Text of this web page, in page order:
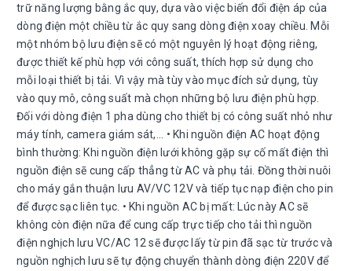
trữ năng lượng bằng ắc quy, dựa vào việc biến đổi điện áp của
dòng điện một chiều từ ắc quy sang dòng điện xoay chiều. Mỗi
một nhóm bộ lưu điện sẽ có một nguyên lý hoạt động riêng,
được thiết kế phù hợp với công suất, thích hợp sử dụng cho
mỗi loại thiết bị tải. Vì vậy mà tùy vào mục đích sử dụng, tùy
vào quy mô, công suất mà chọn những bộ lưu điện phù hợp.
Đối với dòng điện 1 pha dùng cho thiết bị có công suất nhỏ như
máy tính, camera giám sát,... • Khi nguồn điện AC hoạt động
bình thường: Khi nguồn điện lưới không gặp sự cố mất điện thì
nguồn điện sẽ cung cấp thẳng từ AC và phụ tải. Đồng thời nuôi
cho máy gắn thuận lưu AV/VC 12V và tiếp tục nạp điện cho pin
để được sạc liên tục. • Khi nguồn AC bị mất: Lúc này AC sẽ
không còn điện nữa để cung cấp trực tiếp cho tải thì nguồn
điện nghịch lưu VC/AC 12 sẽ được lấy từ pin đã sạc từ trước và
nguồn nghịch lưu sẽ tự động chuyển thành dòng điện 220V để